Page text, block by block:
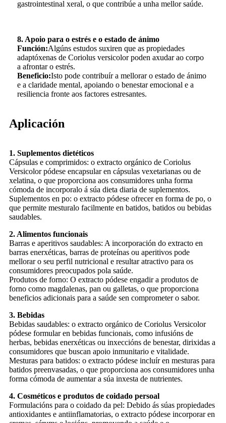
gastrointestinal xeral, o que contribúe a unha mellor saúde.
8. Apoio para o estrés e o estado de ánimo
Función:Algúns estudos suxiren que as propiedades
adaptóxenas de Coriolus versicolor poden axudar ao corpo
a afrontar o estrés.
Beneficio:Isto pode contribuír a mellorar o estado de ánimo
e a claridade mental, apoiando o benestar emocional e a
resiliencia fronte aos factores estresantes.
Aplicación
1. Suplementos dietéticos
Cápsulas e comprimidos: o extracto orgánico de Coriolus
Versicolor pódese encapsular en cápsulas vexetarianas ou de
xelatina, o que proporciona aos consumidores unha forma
cómoda de incorporalo á súa dieta diaria de suplementos.
Suplementos en po: o extracto pódese ofrecer en forma de po, o
que permite mesturalo facilmente en batidos, batidos ou bebidas
saudables.
2. Alimentos funcionais
Barras e aperitivos saudables: A incorporación do extracto en
barras enerxéticas, barras de proteínas ou aperitivos pode
mellorar o seu perfil nutricional e resultar atractivo para os
consumidores preocupados pola saúde.
Produtos de forno: O extracto pódese engadir a produtos de
forno como magdalenas, pan ou galletas, o que proporciona
beneficios adicionais para a saúde sen comprometer o sabor.
3. Bebidas
Bebidas saudables: o extracto orgánico de Coriolus Versicolor
pódese formular en bebidas funcionais, como infusións de
herbas, bebidas enerxéticas ou inxeccións de benestar, dirixidas a
consumidores que buscan apoio inmunitario e vitalidade.
Mesturas para batidos: o extracto pódese incluír en mesturas para
batidos preenvasadas, o que proporciona aos consumidores unha
forma cómoda de aumentar a súa inxesta de nutrientes.
4. Cosméticos e produtos de coidado persoal
Formulacións para o coidado da pel: Debido ás súas propiedades
antioxidantes e antiinflamatorias, o extracto pódese incorporar en